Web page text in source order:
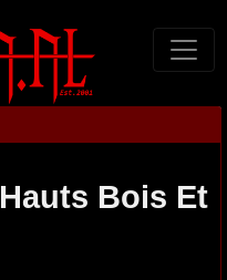
Bois Et